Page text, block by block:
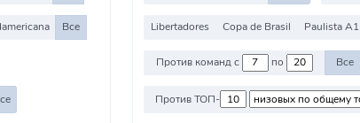
Все Libertadores Copa de Brasil Paulista A1
Против команд с по Все
Против ТОП-